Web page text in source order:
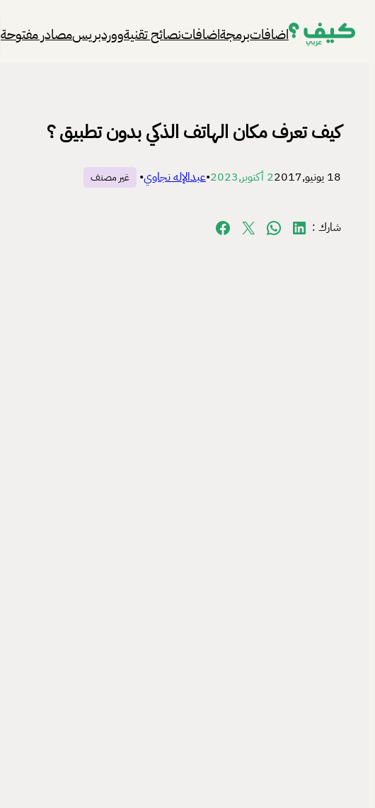
اضافاتبرمجةاضافاتنصائح تقنيةووردبريسمصادر مفتوحة
كيف تعرف مكان الهاتف الذكي بدون تطبيق ؟
18 يونيو,2017 2 أكتوبر,2023 •عبدالإله نجاوي• غير مصنف
شارك : Share on LinkedIn
Share on WhatsApp
Share on X
Share on Facebook